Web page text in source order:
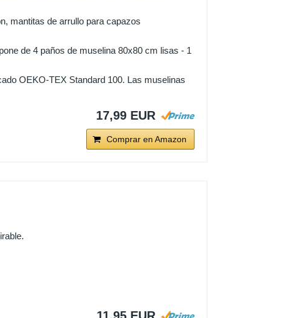
mantitas de arrullo para capazos
de 4 paños de muselina 80x80 cm lisas - 1
OEKO-TEX Standard 100. Las muselinas
17,99 EUR
Comprar en Amazon
11,95 EUR